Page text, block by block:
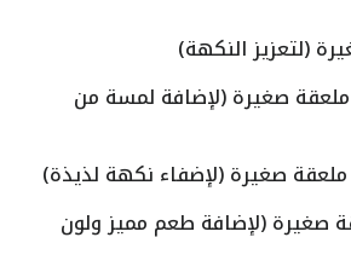
6. فلفل أسود: 1/2 ملعقة صغيرة (لإضافة لمسة من
1/2 ملعقة صغيرة (لإضافة طعم مميز ولون